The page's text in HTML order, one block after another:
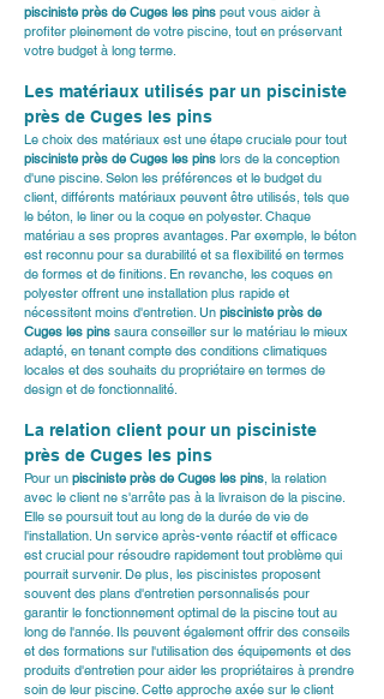
pisciniste près de Cuges les pins peut vous aider à
profiter pleinement de votre piscine, tout en préservant
votre budget à long terme.
Les matériaux utilisés par un pisciniste
près de Cuges les pins
Le choix des matériaux est une étape cruciale pour tout
pisciniste près de Cuges les pins lors de la conception
d'une piscine. Selon les préférences et le budget du
client, différents matériaux peuvent être utilisés, tels que
le béton, le liner ou la coque en polyester. Chaque
matériau a ses propres avantages. Par exemple, le béton
est reconnu pour sa durabilité et sa flexibilité en termes
de formes et de finitions. En revanche, les coques en
polyester offrent une installation plus rapide et
nécessitent moins d'entretien. Un pisciniste près de
Cuges les pins saura conseiller sur le matériau le mieux
adapté, en tenant compte des conditions climatiques
locales et des souhaits du propriétaire en termes de
design et de fonctionnalité.
La relation client pour un pisciniste
près de Cuges les pins
Pour un pisciniste près de Cuges les pins, la relation
avec le client ne s'arrête pas à la livraison de la piscine.
Elle se poursuit tout au long de la durée de vie de
l'installation. Un service après-vente réactif et efficace
est crucial pour résoudre rapidement tout problème qui
pourrait survenir. De plus, les piscinistes proposent
souvent des plans d'entretien personnalisés pour
garantir le fonctionnement optimal de la piscine tout au
long de l'année. Ils peuvent également offrir des conseils
et des formations sur l'utilisation des équipements et des
produits d'entretien pour aider les propriétaires à prendre
soin de leur piscine. Cette approche axée sur le client